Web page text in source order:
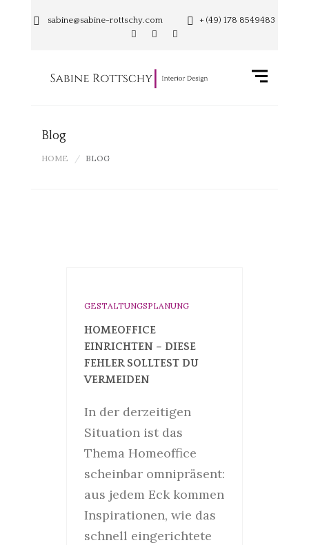
sabine@sabine-rottschy.com + (49) 178 8549483
Blog
HOME BLOG
GESTALTUNGSPLANUNG
HOMEOFFICE
EINRICHTEN – DIESE
FEHLER SOLLTEST DU
VERMEIDEN
In der derzeitigen
Situation ist das
Thema Homeoffice
scheinbar omnipräsent:
aus jedem Eck kommen
Inspirationen, wie das
schnell eingerichtete